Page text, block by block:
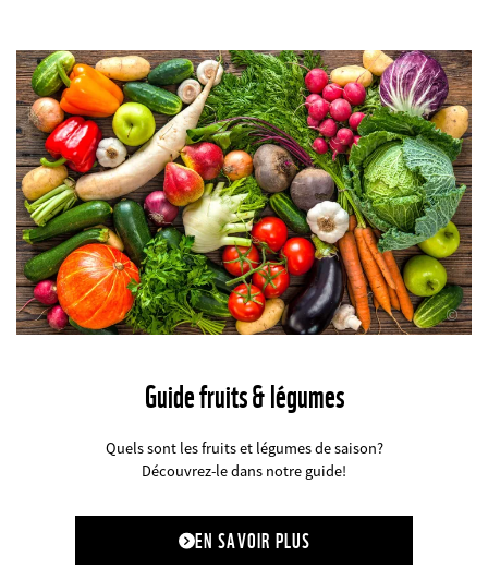
©
Guide fruits & légumes
Quels sont les fruits et légumes de saison?
Découvrez-le dans notre guide!
EN SAVOIR PLUS